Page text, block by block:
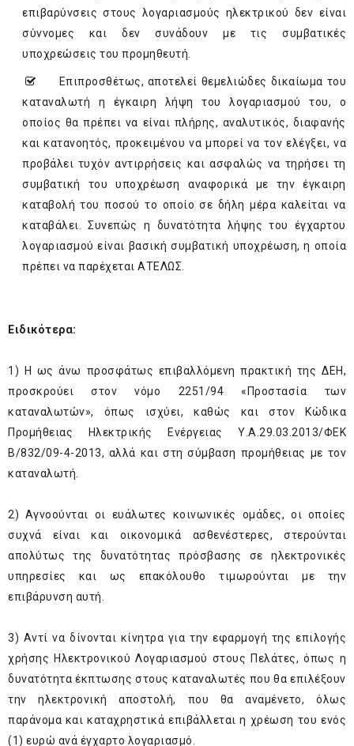
επιβαρύνσεις στους λογαριασμούς ηλεκτρικού δεν είναι
σύννομες και δεν συνάδουν με τις συμβατικές
υποχρεώσεις του προμηθευτή.
Επιπροσθέτως, αποτελεί θεμελιώδες δικαίωμα του
καταναλωτή η έγκαιρη λήψη του λογαριασμού του, ο
οποίος θα πρέπει να είναι πλήρης, αναλυτικός, διαφανής
και κατανοητός, προκειμένου να μπορεί να τον ελέγξει, να
προβάλει τυχόν αντιρρήσεις και ασφαλώς να τηρήσει τη
συμβατική του υποχρέωση αναφορικά με την έγκαιρη
καταβολή του ποσού το οποίο σε δήλη μέρα καλείται να
καταβάλει. Συνεπώς η δυνατότητα λήψης του έγχαρτου
λογαριασμού είναι βασική συμβατική υποχρέωση, η οποία
πρέπει να παρέχεται ΑΤΕΛΩΣ.
Ειδικότερα:
1) Η ως άνω προσφάτως επιβαλλόμενη πρακτική της ΔΕΗ,
προσκρούει στον νόμο 2251/94 «Προστασία των
καταναλωτών», όπως ισχύει, καθώς και στον Κώδικα
Προμήθειας Ηλεκτρικής Ενέργειας Υ.Α.29.03.2013/ΦΕΚ
Β/832/09-4-2013, αλλά και στη σύμβαση προμήθειας με τον
καταναλωτή.
2) Αγνοούνται οι ευάλωτες κοινωνικές ομάδες, οι οποίες
συχνά είναι και οικονομικά ασθενέστερες, στερούνται
απολύτως της δυνατότητας πρόσβασης σε ηλεκτρονικές
υπηρεσίες και ως επακόλουθο τιμωρούνται με την
επιβάρυνση αυτή.
3) Αντί να δίνονται κίνητρα για την εφαρμογή της επιλογής
χρήσης Ηλεκτρονικού Λογαριασμού στους Πελάτες, όπως η
δυνατότητα έκπτωσης στους καταναλωτές που θα επιλέξουν
την ηλεκτρονική αποστολή, που θα αναμένετο, όλως
παράνομα και καταχρηστικά επιβάλλεται η χρέωση του ενός
(1) ευρώ ανά έγχαρτο λογαριασμό.